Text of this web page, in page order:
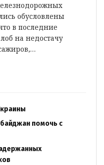
обусловлены
в последние
на недостачу
помочь с